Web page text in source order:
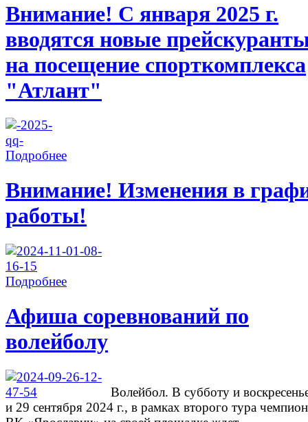
Внимание! С января 2025 г.
вводятся новые
на посещение спорткомплекса
"Атлант"
Подробнее
Внимание! Изменения в
работы!
Подробнее
Афиша соревнований по
волейболу
Волейбол. В субботу и
и 29 сентября 2024 г., в рамках второго тура